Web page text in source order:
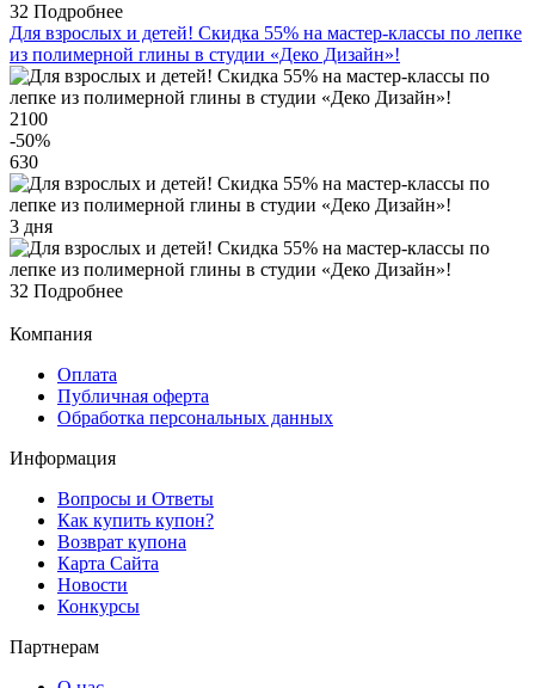
32 Подробнее
Для взрослых и детей! Скидка 55% на мастер-классы по лепке
из полимерной глины в студии «Деко Дизайн»!
2100
-50%
630
3 дня
32 Подробнее
Компания
Оплата
Публичная оферта
Обработка персональных данных
Информация
Вопросы и Ответы
Как купить купон?
Возврат купона
Карта Сайта
Новости
Конкурсы
Партнерам